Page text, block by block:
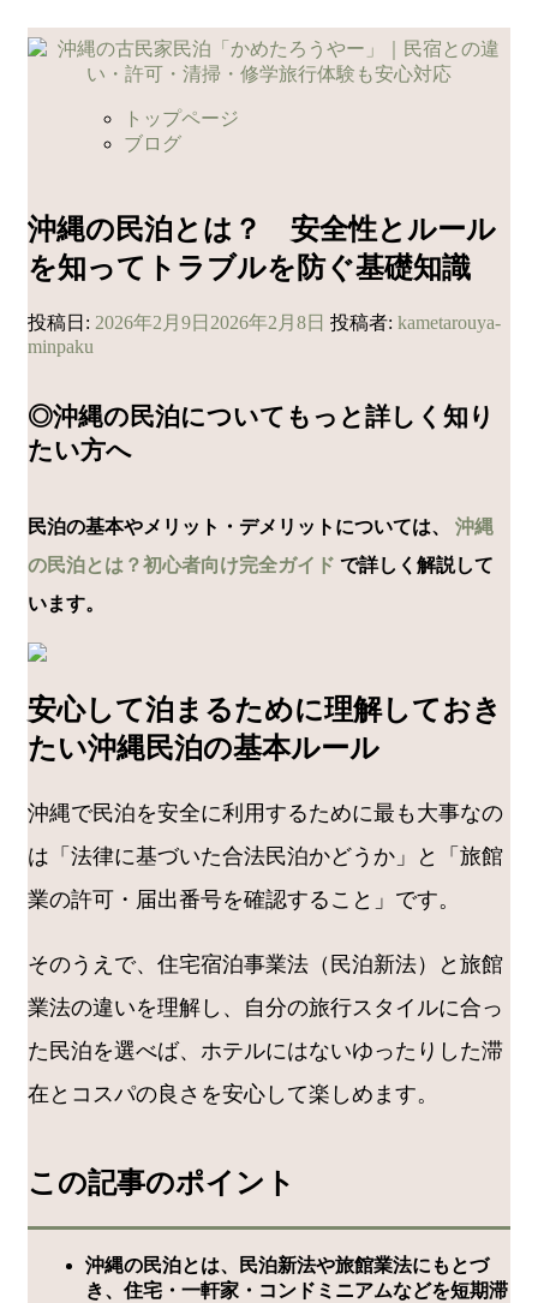
コ
ン
キ
ッ
プ
トップページ
ブログ
沖縄の民泊とは？ 安全性とルール
を知ってトラブルを防ぐ基礎知識
投稿日: 2026年2月9日 2026年2月8日 投稿者: kametarouya-
minpaku
◎沖縄の民泊についてもっと詳しく知り
たい方へ
民泊の基本やメリット・デメリットについては、 沖縄
の民泊とは？初心者向け完全ガイド で詳しく解説して
います。
安心して泊まるために理解しておき
たい沖縄民泊の基本ルール
沖縄で民泊を安全に利用するために最も大事なの
は「法律に基づいた合法民泊かどうか」と「旅館
業の許可・届出番号を確認すること」です。
そのうえで、住宅宿泊事業法（民泊新法）と旅館
業法の違いを理解し、自分の旅行スタイルに合っ
た民泊を選べば、ホテルにはないゆったりした滞
在とコスパの良さを安心して楽しめます。
この記事のポイント
沖縄の民泊とは、民泊新法や旅館業法にもとづ
き、住宅・一軒家・コンドミニアムなどを短期滞